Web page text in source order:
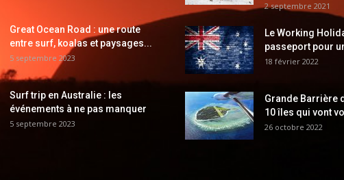
Great Ocean Road : une route
entre surf, koalas et paysages...
5 septembre 2023
Surf trip en Australie : les
événements à ne pas manquer
5 septembre 2023
2 septembre 2021
Le Working
passeport pour
18 février 2022
Grande Barrière
10 îles qui vont
26 octobre 2022